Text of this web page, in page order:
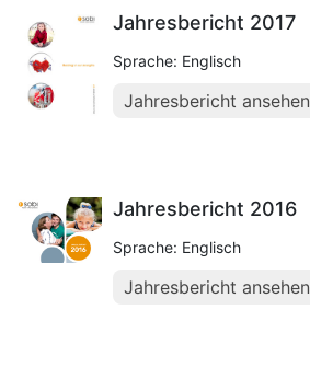
Jahresbericht 2017
Sprache: Englisch
Jahresbericht ansehen
Jahresbericht 2016
Sprache: Englisch
Jahresbericht ansehen